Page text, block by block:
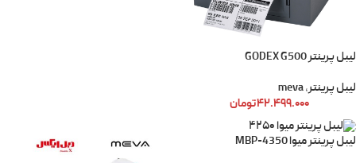
لیبل پرینتر GODEX G500
لیبل پرینتر,
meva
۴۲.۴۹۹.۰۰۰تومان
لیبل پرینتر میوا MBP-4350